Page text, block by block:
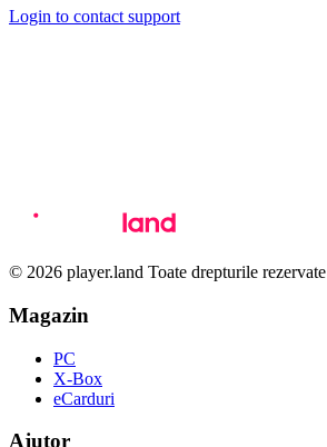
Login to contact support
© 2026 player.land Toate drepturile rezervate
Magazin
PC
X-Box
eCarduri
Ajutor